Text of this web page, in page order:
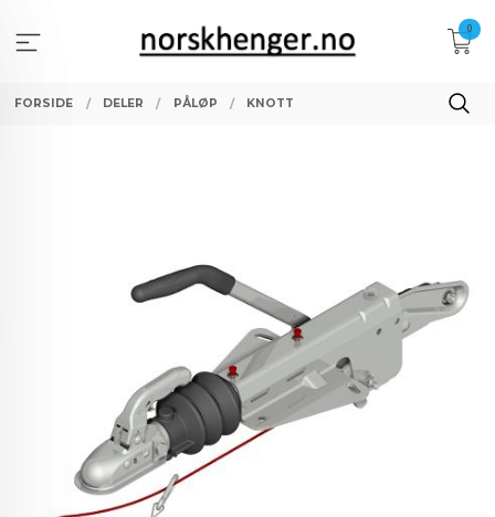
innholdet
0
FORSIDE DELER PÅLØP KNOTT